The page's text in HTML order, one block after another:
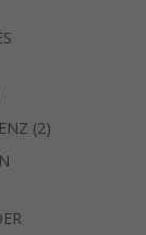
22